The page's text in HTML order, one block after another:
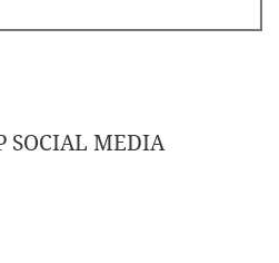
SOCIAL MEDIA